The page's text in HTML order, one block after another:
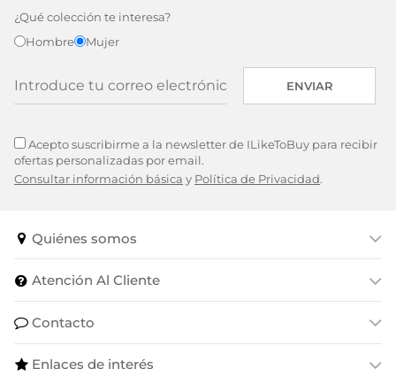
¿Qué colección te interesa?
Hombre
Mujer
ENVIAR
Acepto suscribirme a la newsletter de ILikeToBuy para recibir
ofertas personalizadas por email.
Consultar información básica y Política de Privacidad.
Quiénes somos
Atención Al Cliente
Contacto
Enlaces de interés